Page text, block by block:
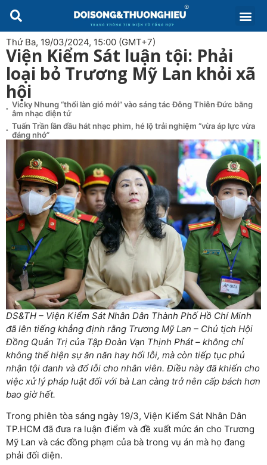
Thứ Ba, 19/03/2024, 15:00 (GMT+7)
Viện Kiểm Sát luận tội: Phải
loại bỏ Trương Mỹ Lan khỏi xã
hội
Vicky Nhung “thổi làn gió mới” vào sáng tác Đông Thiên Đức bằng
âm nhạc điện tử
Tuấn Trần lần đầu hát nhạc phim, hé lộ trải nghiệm “vừa áp lực vừa
đáng nhớ”
DS&TH – Viện Kiểm Sát Nhân Dân Thành Phố Hồ Chí Minh
đã lên tiếng khẳng định rằng Trương Mỹ Lan – Chủ tịch Hội
Đồng Quản Trị của Tập Đoàn Vạn Thịnh Phát – không chỉ
không thể hiện sự ăn năn hay hối lỗi, mà còn tiếp tục phủ
nhận tội danh và đổ lỗi cho nhân viên. Điều này đã khiến cho
việc xử lý pháp luật đối với bà Lan càng trở nên cấp bách hơn
bao giờ hết.
Trong phiên tòa sáng ngày 19/3, Viện Kiểm Sát Nhân Dân
TP.HCM đã đưa ra luận điểm và đề xuất mức án cho Trương
Mỹ Lan và các đồng phạm của bà trong vụ án mà họ đang
phải đối diện.